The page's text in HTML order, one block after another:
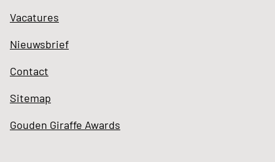
Vacatures
Nieuwsbrief
Contact
Sitemap
Gouden Giraffe Awards